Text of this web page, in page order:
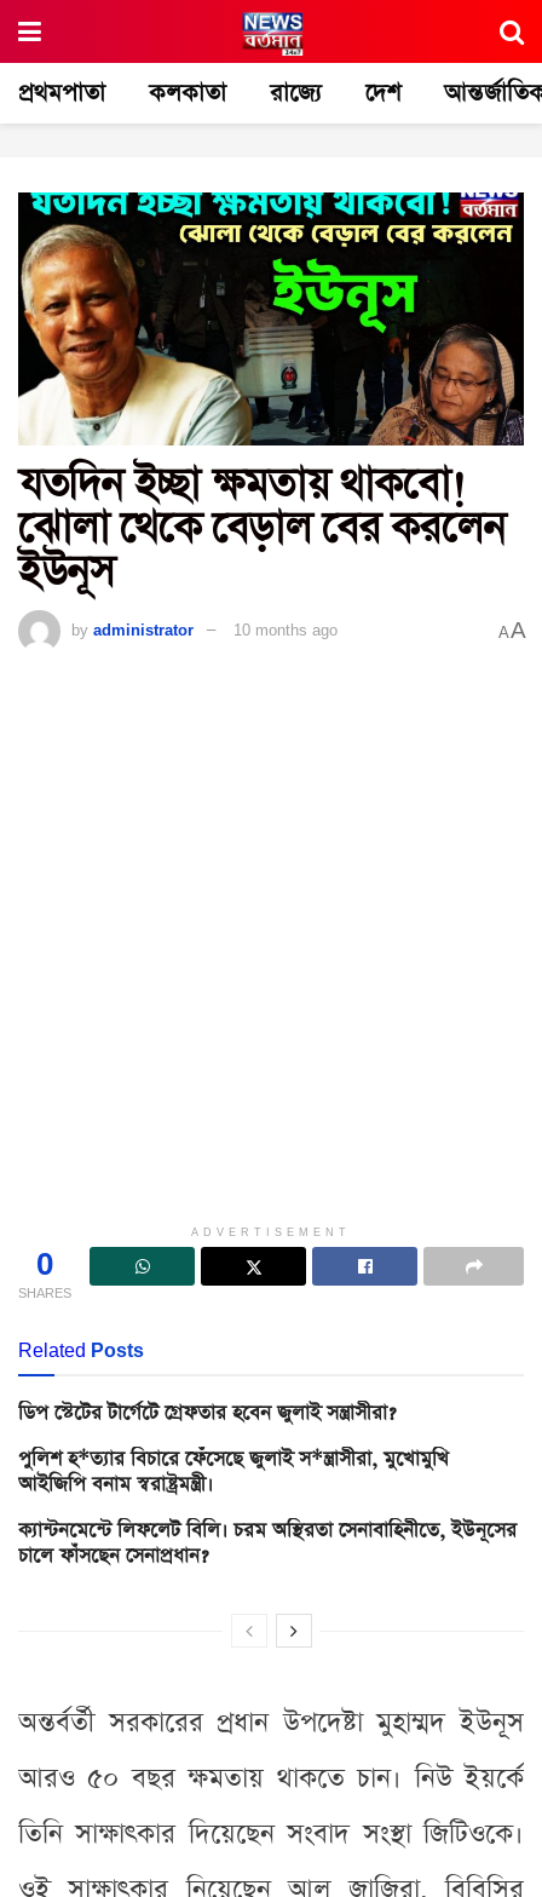
প্রথমপাতা কলকাতা রাজ্যে দেশ
যতদিন ইচ্ছা ক্ষমতায় থাকবো!
ঝোলা থেকে বেড়াল বের করলেন
ইউনূস
by administrator 10 months ago AA
ADVERTISEMENT
0
SHARES
Related Posts
ডিপ স্টেটের টার্গেটে গ্রেফতার হবেন জুলাই সন্ত্রাসীরা?
পুলিশ হ*ত্যার বিচারে ফেঁসেছে জুলাই স*ন্ত্রাসীরা, মুখোমুখি
আইজিপি বনাম স্বরাষ্ট্রমন্ত্রী।
ক্যান্টনমেন্টে লিফলেট বিলি। চরম অস্থিরতা সেনাবাহিনীতে, ইউনূসের
চালে ফাঁসছেন সেনাপ্রধান?
অন্তর্বর্তী সরকারের প্রধান উপদেষ্টা মুহাম্মদ ইউনূস
আরও ৫০ বছর ক্ষমতায় থাকতে চান। নিউ ইয়র্কে
তিনি সাক্ষাৎকার দিয়েছেন সংবাদ সংস্থা জিটিওকে।